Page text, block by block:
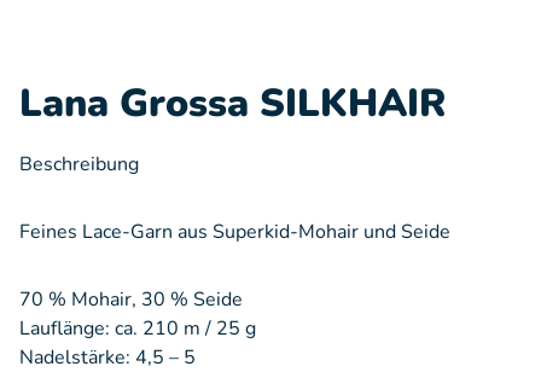
Lana Grossa SILKHAIR
Beschreibung
Feines Lace-Garn aus Superkid-Mohair und Seide
70 % Mohair, 30 % Seide
Lauflänge: ca. 210 m / 25 g
Nadelstärke: 4,5 – 5